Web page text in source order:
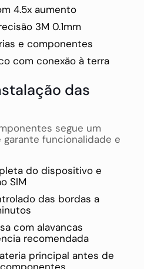
4.5x aumento
3M 0.1mm
e componentes
com conexão à terra
das
segue um
funcionalidade e
do dispositivo e
SIM
das bordas a
com alavancas
recomendada
principal antes de